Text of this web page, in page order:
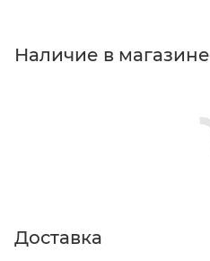
Наличие в магазине
Доставка